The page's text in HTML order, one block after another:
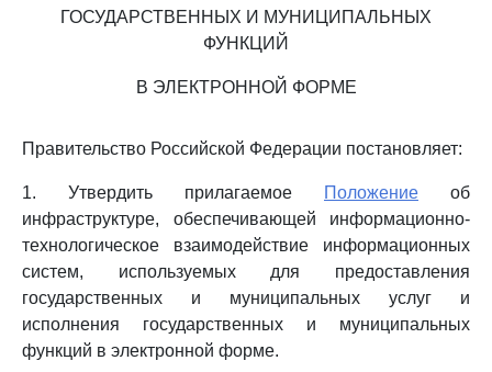
ГОСУДАРСТВЕННЫХ И МУНИЦИПАЛЬНЫХ
ФУНКЦИЙ
В ЭЛЕКТРОННОЙ ФОРМЕ
Правительство Российской Федерации постановляет:
1. Утвердить прилагаемое Положение об
инфраструктуре, обеспечивающей информационно-
технологическое взаимодействие информационных
систем, используемых для предоставления
государственных и муниципальных услуг и
исполнения государственных и муниципальных
функций в электронной форме.